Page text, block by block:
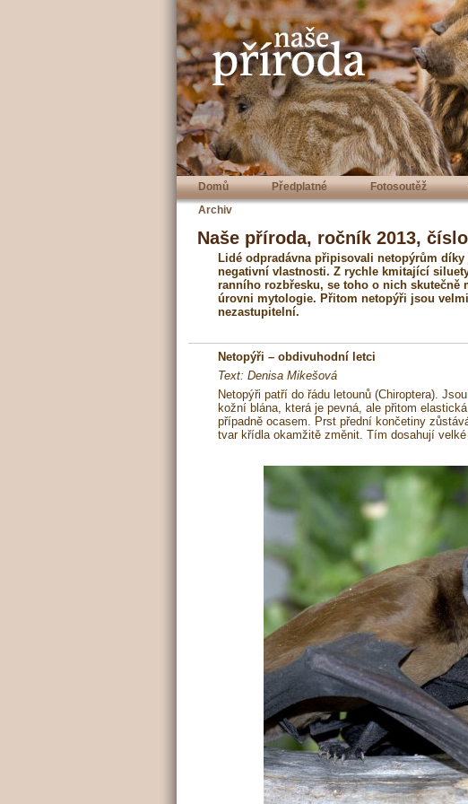
Domů Předplatné Fotosoutěž
Archiv
Naše příroda, ročník 2013,
Lidé odpradávna připisovali netopýrům
negativní vlastnosti. Z rychle kmitající
ranního rozbřesku, se toho o nich skutečně
úrovni mytologie. Přitom netopýři jsou
nezastupitelní.
Netopýři – obdivuhodní letci
Text: Denisa Mikešová
Netopýři patří do řádu letounů (Chiroptera).
kožní blána, která je pevná, ale přitom
případně ocasem. Prst přední končetiny
tvar křídla okamžitě změnit. Tím dosahují